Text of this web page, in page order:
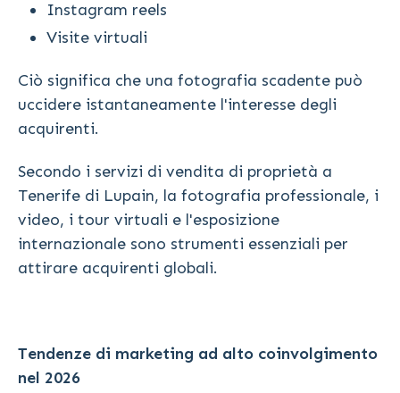
Instagram reels
Visite virtuali
Ciò significa che una fotografia scadente può
uccidere istantaneamente l'interesse degli
acquirenti.
Secondo i servizi di vendita di proprietà a
Tenerife di Lupain, la fotografia professionale, i
video, i tour virtuali e l'esposizione
internazionale sono strumenti essenziali per
attirare acquirenti globali.
Tendenze di marketing ad alto coinvolgimento
nel 2026